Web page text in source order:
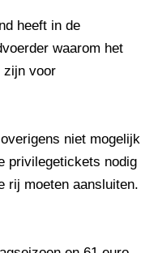
heeft in de
waarom het
zijn voor
niet mogelijk
privilegetickets nodig
rij moeten aansluiten.